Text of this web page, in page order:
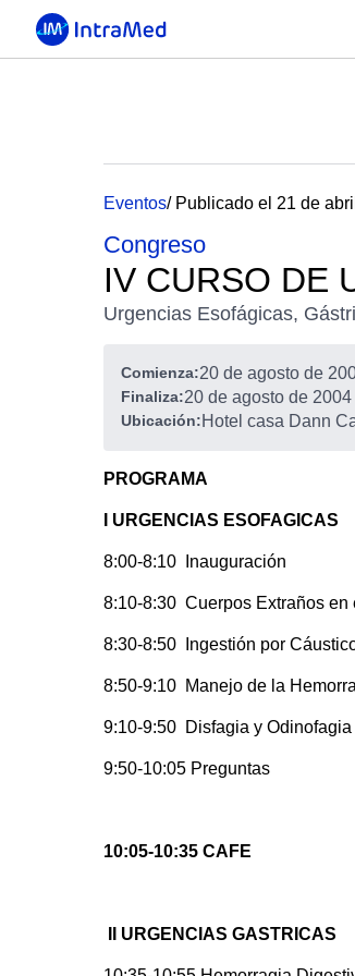
Eventos/ Publicado el 21 de
Congreso
IV CURSO DE
Urgencias Esofágicas,
Comienza:20 de agosto de
Finaliza:20 de agosto de 2004
Ubicación:Hotel casa Dann
PROGRAMA
I URGENCIAS ESOFAGICAS
8:00-8:10 Inauguración
8:10-8:30 Cuerpos Extraños
8:30-8:50 Ingestión por
8:50-9:10 Manejo de la
9:10-9:50 Disfagia y
9:50-10:05 Preguntas
10:05-10:35 CAFE
II URGENCIAS GASTRICAS